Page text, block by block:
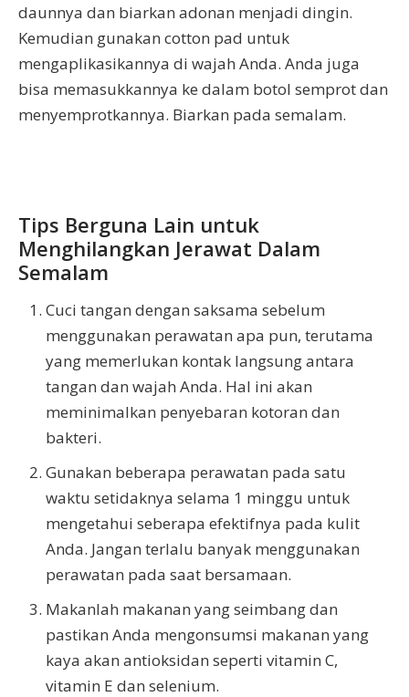
daunnya dan biarkan adonan menjadi dingin.
Kemudian gunakan cotton pad untuk
mengaplikasikannya di wajah Anda. Anda juga
bisa memasukkannya ke dalam botol semprot dan
menyemprotkannya. Biarkan pada semalam.
Tips Berguna Lain untuk
Menghilangkan Jerawat Dalam
Semalam
Cuci tangan dengan saksama sebelum
menggunakan perawatan apa pun, terutama
yang memerlukan kontak langsung antara
tangan dan wajah Anda. Hal ini akan
meminimalkan penyebaran kotoran dan
bakteri.
Gunakan beberapa perawatan pada satu
waktu setidaknya selama 1 minggu untuk
mengetahui seberapa efektifnya pada kulit
Anda. Jangan terlalu banyak menggunakan
perawatan pada saat bersamaan.
Makanlah makanan yang seimbang dan
pastikan Anda mengonsumsi makanan yang
kaya akan antioksidan seperti vitamin C,
vitamin E dan selenium.